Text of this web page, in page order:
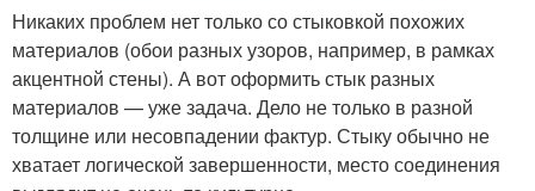
Никаких проблем нет только со стыковкой похожих
материалов (обои разных узоров, например, в рамках
акцентной стены). А вот оформить стык разных
материалов — уже задача. Дело не только в разной
толщине или несовпадении фактур. Стыку обычно не
хватает логической завершенности, место соединения